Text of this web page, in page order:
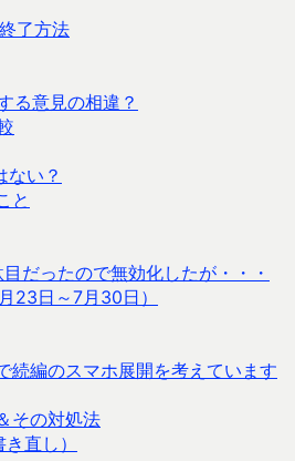
了方法
る意見の相違？
い？
と
だったので無効化したが・・・
23日～7月30日）
続編のスマホ展開を考えています
その対処法
直し）